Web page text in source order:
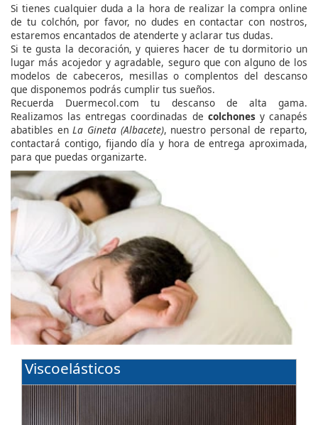
Si tienes cualquier duda a la hora de realizar la compra online
de tu colchón, por favor, no dudes en contactar con nostros,
estaremos encantados de atenderte y aclarar tus dudas.
Si te gusta la decoración, y quieres hacer de tu dormitorio un
lugar más acojedor y agradable, seguro que con alguno de los
modelos de cabeceros, mesillas o complentos del descanso
que disponemos podrás cumplir tus sueños.
Recuerda Duermecol.com tu descanso de alta gama.
Realizamos las entregas coordinadas de colchonesy canapés
abatibles enLa Gineta (Albacete), nuestro personal de reparto,
contactará contigo, fijando día y hora de entrega aproximada,
para que puedas organizarte.
Viscoelásticos